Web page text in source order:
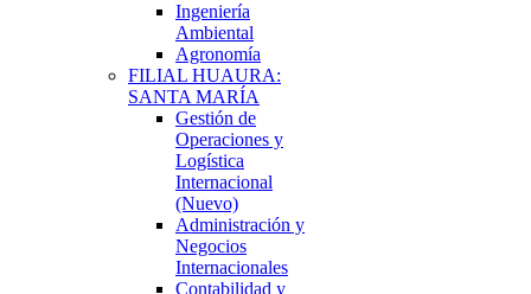
Ingeniería
Ambiental
Agronomía
FILIAL HUAURA:
SANTA MARÍA
Gestión de
Operaciones y
Logística
Internacional
(Nuevo)
Administración y
Negocios
Internacionales
Contabilidad y